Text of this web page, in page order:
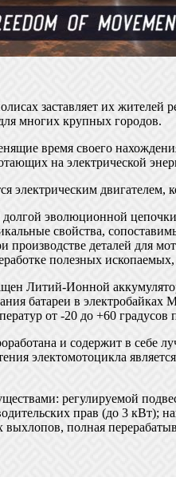
заставляет их
многих крупных городов.
время своего
на электрической
двигателем,
долгой эволюционной
свойства,
деталей для
полезных
Литий-Ионной
батареи в электробайках
от -20 до +60
и содержит в себе
электомотоцикла
регулируемой
прав (до 3 кВт);
полная